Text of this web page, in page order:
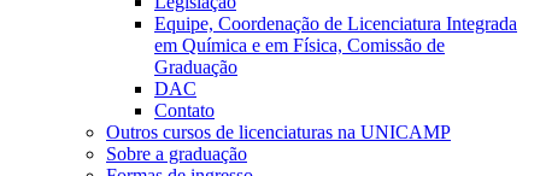
Equipe, Coordenação de Licenciatura Integrada
em Química e em Física, Comissão de
Graduação
DAC
Contato
Outros cursos de licenciaturas na UNICAMP
Sobre a graduação